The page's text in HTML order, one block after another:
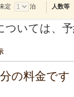
定 泊 人数等
いては、
の料金で